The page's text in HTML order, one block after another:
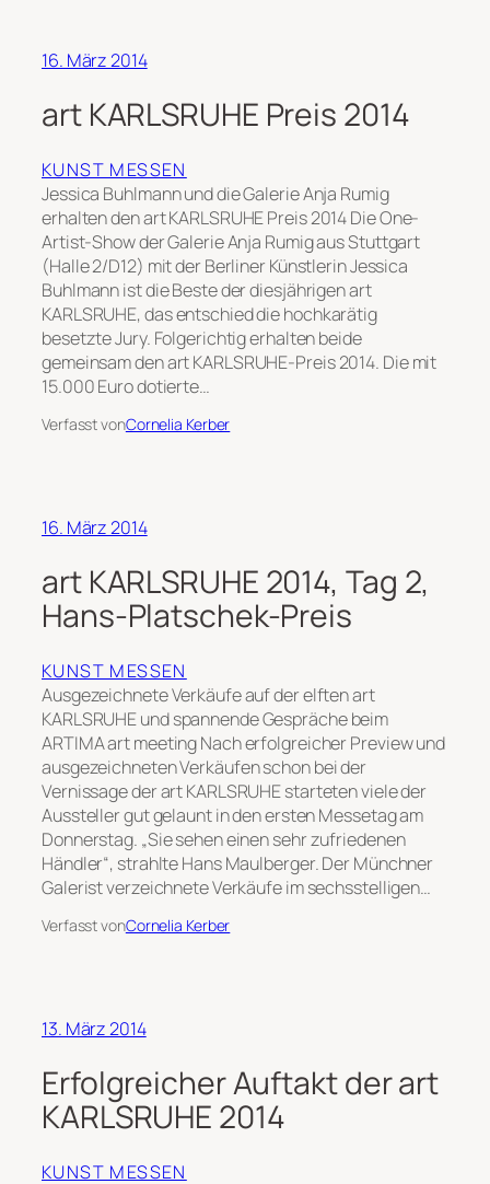
16. März 2014
art KARLSRUHE Preis 2014
KUNST MESSEN
Jessica Buhlmann und die Galerie Anja Rumig
erhalten den art KARLSRUHE Preis 2014 Die One-
Artist-Show der Galerie Anja Rumig aus Stuttgart
(Halle 2/D12) mit der Berliner Künstlerin Jessica
Buhlmann ist die Beste der diesjährigen art
KARLSRUHE, das entschied die hochkarätig
besetzte Jury. Folgerichtig erhalten beide
gemeinsam den art KARLSRUHE-Preis 2014. Die mit
15.000 Euro dotierte…
Verfasst vonCornelia Kerber
16. März 2014
art KARLSRUHE 2014, Tag 2,
Hans-Platschek-Preis
KUNST MESSEN
Ausgezeichnete Verkäufe auf der elften art
KARLSRUHE und spannende Gespräche beim
ARTIMA art meeting Nach erfolgreicher Preview und
ausgezeichneten Verkäufen schon bei der
Vernissage der art KARLSRUHE starteten viele der
Aussteller gut gelaunt in den ersten Messetag am
Donnerstag. „Sie sehen einen sehr zufriedenen
Händler“, strahlte Hans Maulberger. Der Münchner
Galerist verzeichnete Verkäufe im sechsstelligen…
Verfasst vonCornelia Kerber
13. März 2014
Erfolgreicher Auftakt der art
KARLSRUHE 2014
KUNST MESSEN